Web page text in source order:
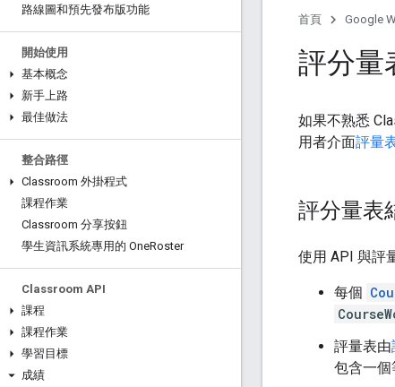
路線圖和預先發布版功能
開始使用
基本概念
新手上路
最佳做法
整合路徑
Classroom 外掛程式
課程作業
Classroom 分享按鈕
學生資訊系統專用的 OneRoster
Classroom API
課程
課程作業
學習目標
成績
首頁 Google
評分量
如果不熟悉
用者介面評量
評分量表
使用 API 與評
每個
評量表由
包含一個